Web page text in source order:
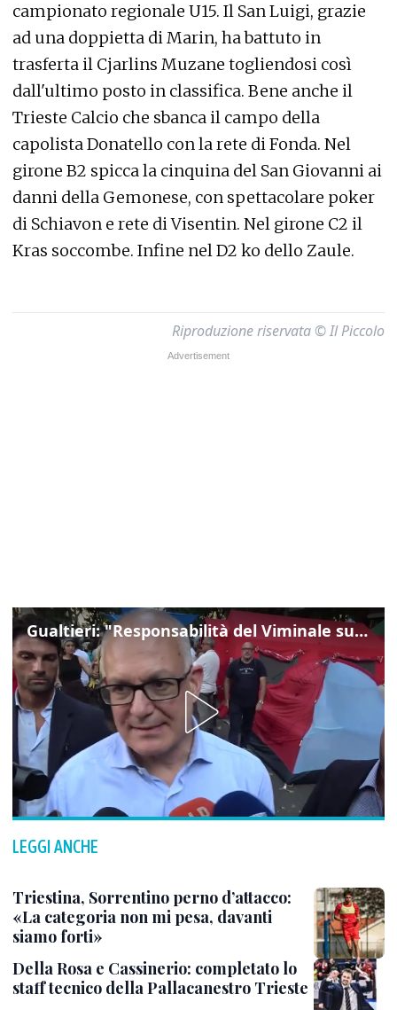
campionato regionale U15. Il San Luigi, grazie
ad una doppietta di Marin, ha battuto in
trasferta il Cjarlins Muzane togliendosi così
dall'ultimo posto in classifica. Bene anche il
Trieste Calcio che sbanca il campo della
capolista Donatello con la rete di Fonda. Nel
girone B2 spicca la cinquina del San Giovanni ai
danni della Gemonese, con spettacolare poker
di Schiavon e rete di Visentin. Nel girone C2 il
Kras soccombe. Infine nel D2 ko dello Zaule.
Riproduzione riservata © Il Piccolo
Gualtieri: "Responsabilità del Viminale su Spin Time? La posizione dei partiti è nota"
LEGGI ANCHE
Triestina, Sorrentino perno d’attacco:
«La categoria non mi pesa, davanti
siamo forti»
Della Rosa e Cassinerio: completato lo
staff tecnico della Pallacanestro Trieste